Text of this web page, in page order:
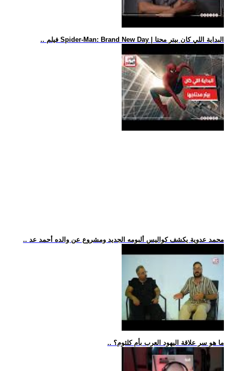
.. فيلم Spider-Man: Brand New Day | البداية اللي كان بيتر محتا
.. محمد عدوية يكشف كواليس ألبومه الجديد ومشروع عن والده أحمد عد
.. ما هو سر علاقة اليهود العرب بأم كلثوم؟